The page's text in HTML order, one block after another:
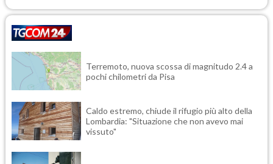
Terremoto, nuova scossa di magnitudo 2.4 a
pochi chilometri da Pisa
Caldo estremo, chiude il rifugio più alto della
Lombardia: "Situazione che non avevo mai
vissuto"